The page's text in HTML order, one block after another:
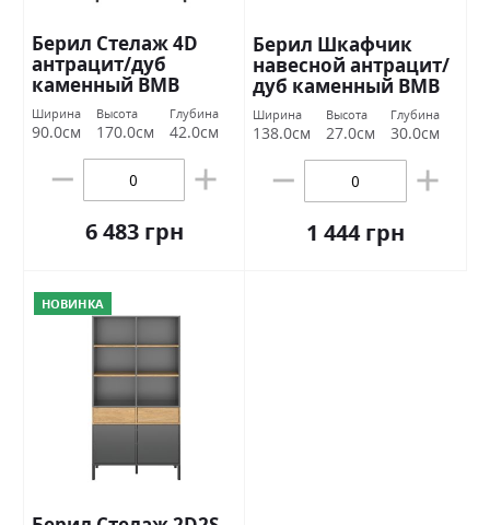
Берил Стелаж 4D
антрацит/дуб
каменный ВМВ
Холдинг
Ширина
90.0см
Высота
170.0см
Глубина
42.0см
6 483 грн
Берил Шкафчик
навесной антрацит/
дуб каменный ВМВ
Холдинг
Ширина
138.0см
Высота
27.0см
Глубина
30.0см
1 444 грн
НОВИНКА